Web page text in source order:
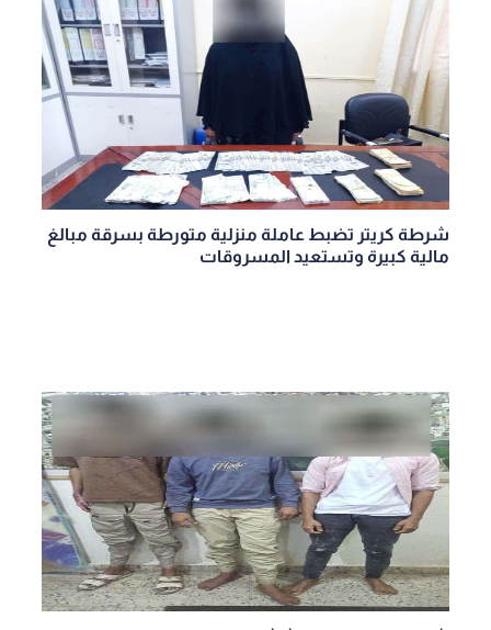
شرطة كريتر تضبط عاملة منزلية متورطة بسرقة مبالغ
مالية كبيرة وتستعيد المسروقات